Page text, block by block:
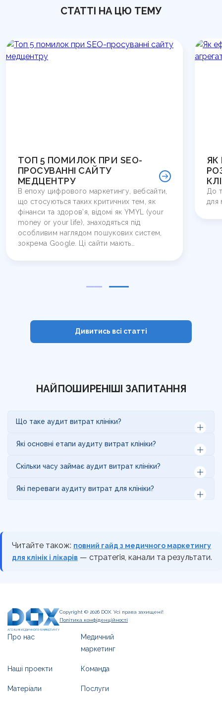
СТАТТІ НА ЦЮ ТЕМУ
ТОП 5 ПОМИЛОК ПРИ SEO-
ПРОСУВАННІ САЙТУ
МЕДЦЕНТРУ
В епоху цифрового маркетингу, вебсайти,
що стосуються таких критичних тем, як
фінанси та здоров’я, відомі як YMYL (your
money or your life), знаходяться під
особливим наглядом пошукових систем,
зокрема Google. Ці сайти мають…
До
для
Дивитись всі cтатті
НАЙПОШИРЕНІШІ ЗАПИТАННЯ
Що таке аудит витрат клініки?
фінансових показників закладу з метою оптимізації
допомагає виявити зайві витрати та підвищити
Які основні етапи аудиту витрат клініки?
витрат, перегляд фінансових звітів, оптимізацію
впровадження змін.
Скільки часу займає аудит витрат клініки?
складності процесів, зазвичай це займає від
Які переваги аудиту витрат для клініки?
Читайте також: повний гайд з медичного маркетингу
для клінік і лікарів — стратегія, канали та результати.
Copyright © 2026 DOX. Усі права захищені!
Політика конфіденційності
Про нас
Медичний
маркетинг
Наші проекти Команда
Матеріали Послуги